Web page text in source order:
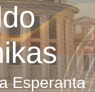
Esperanta